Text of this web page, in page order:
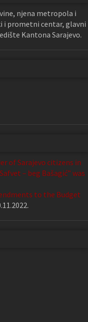
njena metropola i
i prometni centar, glavni
Kantona Sarajevo.
of Sarajevo citizens in
– beg Bašagić” was
to the Budget